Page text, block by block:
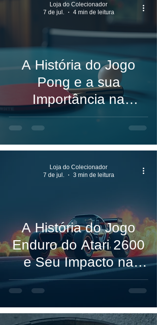
A História do Jogo
Pong e a sua
Importância na
Evolução dos
Videogames
Loja do Colecionador
7 de jul.
4 min de leitura
A História do Jogo
Enduro do Atari 2600
e Seu Impacto na
Evolução dos
Videogames
Loja do Colecionador
7 de jul.
3 min de leitura